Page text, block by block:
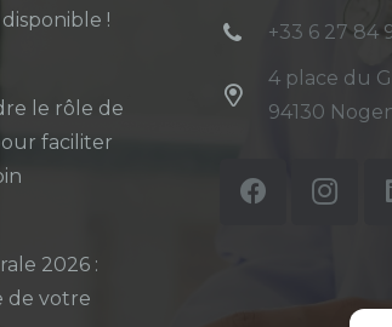
!
le rôle de
faciliter
2026 :
de votre
+33 6 27 84
4 place du
94130